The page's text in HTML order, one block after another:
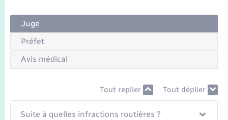
Sécurité - Prévention
Seniors
Transports
Voirie et espace public
Juge
Préfet
Avis médical
Tout replier Tout déplier
Suite à quelles infractions routières ?